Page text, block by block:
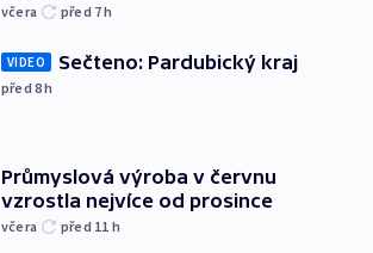
včera před 7h
VIDEO Sečteno: Pardubický kraj
před 8h
Průmyslová výroba v červnu
vzrostla nejvíce od prosince
včera před 11 h